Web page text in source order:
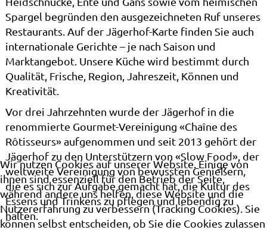
Spargel begründen den ausgezeichneten Ruf unseres
Restaurants. Auf der Jägerhof-Karte finden Sie auch
internationale Gerichte – je nach Saison und
Marktangebot. Unsere Küche wird bestimmt durch
Qualität, Frische, Region, Jahreszeit, Können und
Kreativität.
Vor drei Jahrzehnten wurde der Jägerhof in die
renommierte Gourmet-Vereinigung «Chaîne des
Rôtisseurs» aufgenommen und seit 2013 gehört der
Jägerhof zu den Unterstützern von «Slow Food», der
weltweite Vereinigung von bewussten Genießern,
die es sich zur Aufgabe gemacht hat, die Kultur des
Essens und Trinkens zu pflegen und lebendig zu
halten.
Wir nutzen Cookies auf unserer Website. Einige von
ihnen sind essenziell für den Betrieb der Seite,
während andere uns helfen, diese Website und die
Nutzererfahrung zu verbessern (Tracking Cookies). Sie
können selbst entscheiden, ob Sie die Cookies zulassen